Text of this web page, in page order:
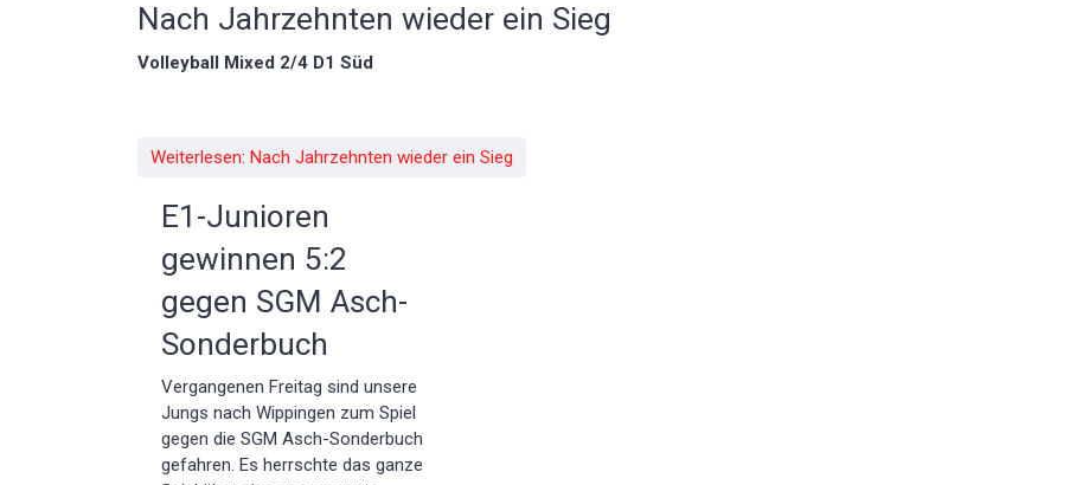
Nach Jahrzehnten wieder ein Sieg
Volleyball Mixed 2/4 D1 Süd
Weiterlesen: Nach Jahrzehnten wieder ein Sieg
E1-Junioren
gewinnen 5:2
gegen SGM Asch-
Sonderbuch
Vergangenen Freitag sind unsere
Jungs nach Wippingen zum Spiel
gegen die SGM Asch-Sonderbuch
gefahren. Es herrschte das ganze